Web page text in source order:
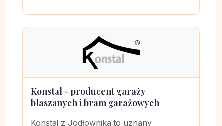
Konstal - producent garaży
blaszanych i bram garażowych
Konstal z Jodłownika to uznany